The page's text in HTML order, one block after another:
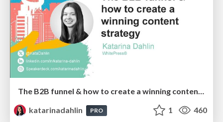
The B2B funnel & how to create a winning content strategy
katarinadahlin
PRO 1 460